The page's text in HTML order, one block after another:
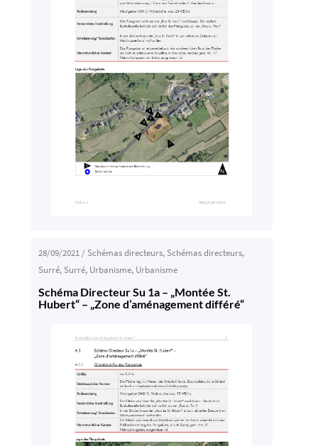
28/09/2021/Schémas directeurs,Schémas directeurs,
Surré,Surré, Urbanisme, Urbanisme
Schéma Directeur Su 1a – „Montée St.
Hubert“ – „Zone d’aménagement différé“